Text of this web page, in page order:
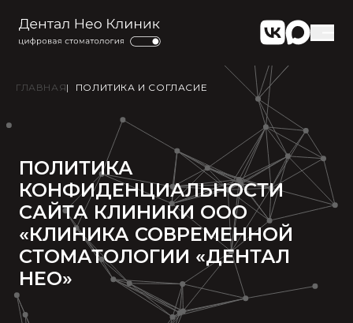
VK Группа
ГЛАВНАЯ| ПОЛИТИКА И СОГЛАСИЕ
ПОЛИТИКА
КОНФИДЕНЦИАЛЬНОСТИ
САЙТА КЛИНИКИ ООО
«КЛИНИКА СОВРЕМЕННОЙ
СТОМАТОЛОГИИ «ДЕНТАЛ
НЕО»